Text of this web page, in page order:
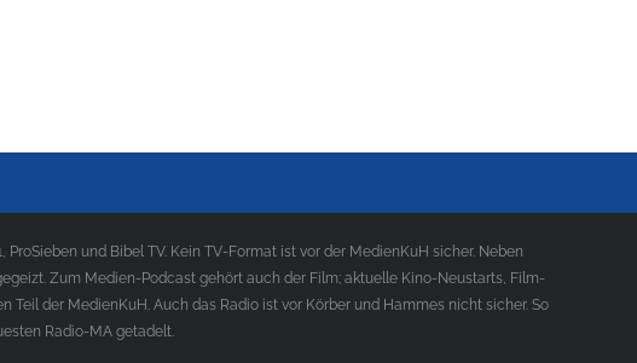
und Bibel TV. Kein TV-Format ist vor der MedienKuH sicher. Neben
Zum Medien-Podcast gehört auch der Film; aktuelle Kino-Neustarts, Film-
der MedienKuH. Auch das Radio ist vor Körber und Hammes nicht sicher. So
Radio-MA getadelt.